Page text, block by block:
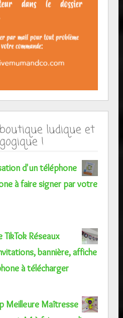
ludique et
!
d'un téléphone
à faire signer par votre
Réseaux
bannière, affiche
à télécharger
Meilleure Maîtresse